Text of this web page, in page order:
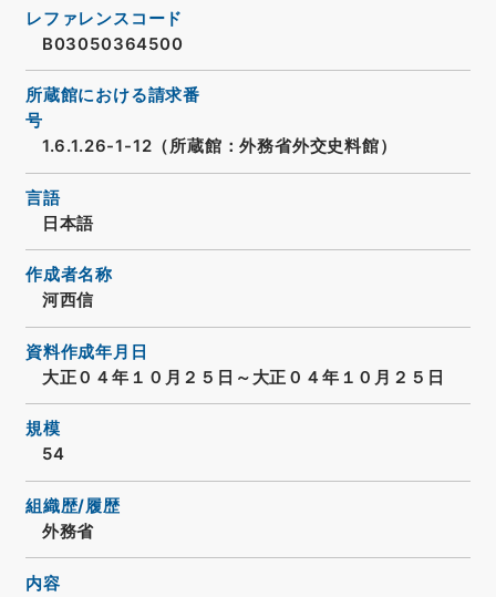
レファレンスコード
B03050364500
所蔵館における請求番
号
1.6.1.26-1-12（所蔵館：外務省外交史料館）
言語
日本語
作成者名称
河西信
資料作成年月日
大正０４年１０月２５日～大正０４年１０月２５日
規模
54
組織歴/履歴
外務省
内容